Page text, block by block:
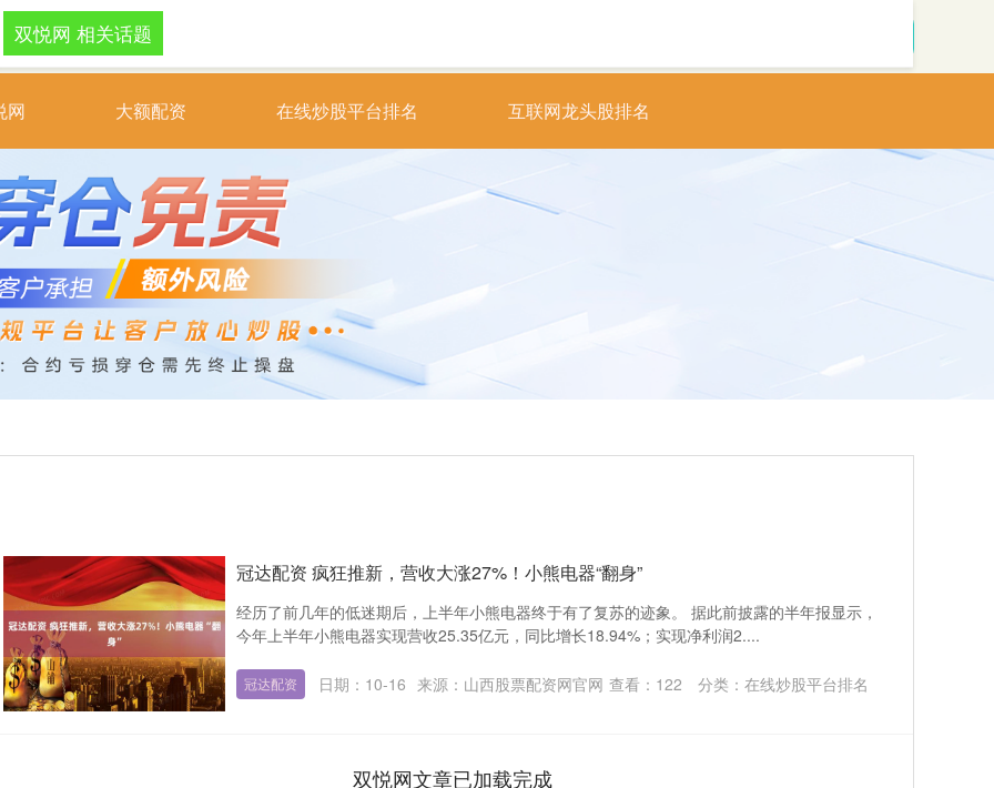
网 大额配资 在线炒股平台排名 互联网龙头股排名
双悦网 相关话题
冠达配资 疯狂推新，营收大涨27%！小熊电器“翻身”
经历了前几年的低迷期后，上半年小熊电器终于有了复苏的迹象。 据此前披露的半年报显示，
今年上半年小熊电器实现营收25.35亿元，同比增长18.94%；实现净利润2....
冠达配资 日期：10-16 来源：山西股票配资网官网 查看： 122 分类： 在线炒股平台排名
双悦网文章已加载完成